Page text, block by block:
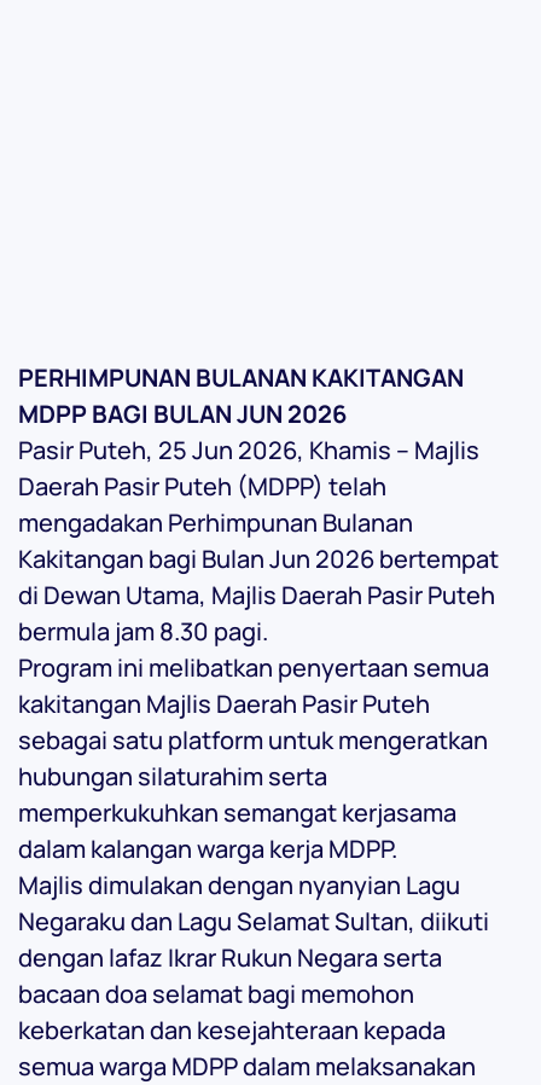
PERHIMPUNAN BULANAN KAKITANGAN
MDPP BAGI BULAN JUN 2026
Pasir Puteh, 25 Jun 2026, Khamis – Majlis
Daerah Pasir Puteh (MDPP) telah
mengadakan Perhimpunan Bulanan
Kakitangan bagi Bulan Jun 2026 bertempat
di Dewan Utama, Majlis Daerah Pasir Puteh
bermula jam 8.30 pagi.
Program ini melibatkan penyertaan semua
kakitangan Majlis Daerah Pasir Puteh
sebagai satu platform untuk mengeratkan
hubungan silaturahim serta
memperkukuhkan semangat kerjasama
dalam kalangan warga kerja MDPP.
Majlis dimulakan dengan nyanyian Lagu
Negaraku dan Lagu Selamat Sultan, diikuti
dengan lafaz Ikrar Rukun Negara serta
bacaan doa selamat bagi memohon
keberkatan dan kesejahteraan kepada
semua warga MDPP dalam melaksanakan